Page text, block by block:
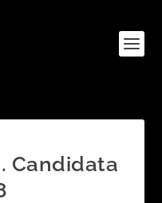
Candidata